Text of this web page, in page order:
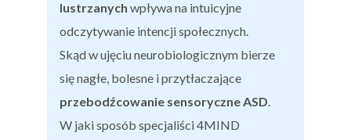
lustrzanych wpływa na intuicyjne
odczytywanie intencji społecznych.
Skąd w ujęciu neurobiologicznym bierze
się nagłe, bolesne i przytłaczające
przebodźcowanie sensoryczne ASD.
W jaki sposób specjaliści 4MIND